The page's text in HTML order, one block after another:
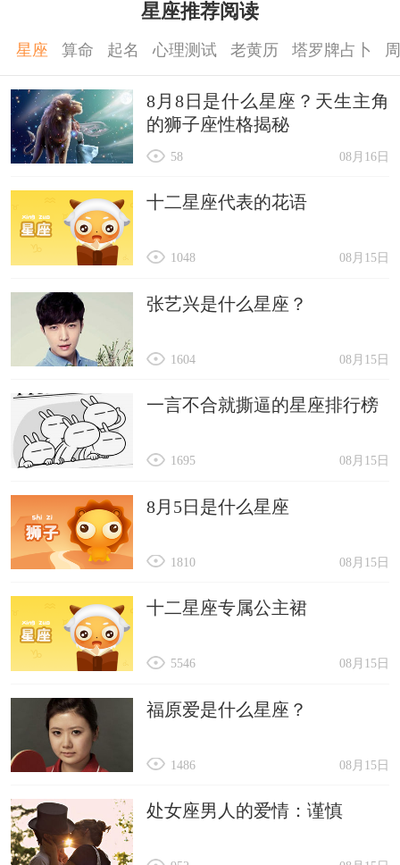
星座推荐阅读
星座 算命 起名 心理测试 老黄历 塔罗牌占卜
8月8日是什么星座？天生主角
的狮子座性格揭秘
08月16日
58
十二星座代表的花语
08月15日
1048
张艺兴是什么星座？
08月15日
1604
一言不合就撕逼的星座排行榜
08月15日
1695
8月5日是什么星座
08月15日
1810
十二星座专属公主裙
08月15日
5546
福原爱是什么星座？
08月15日
1486
处女座男人的爱情：谨慎